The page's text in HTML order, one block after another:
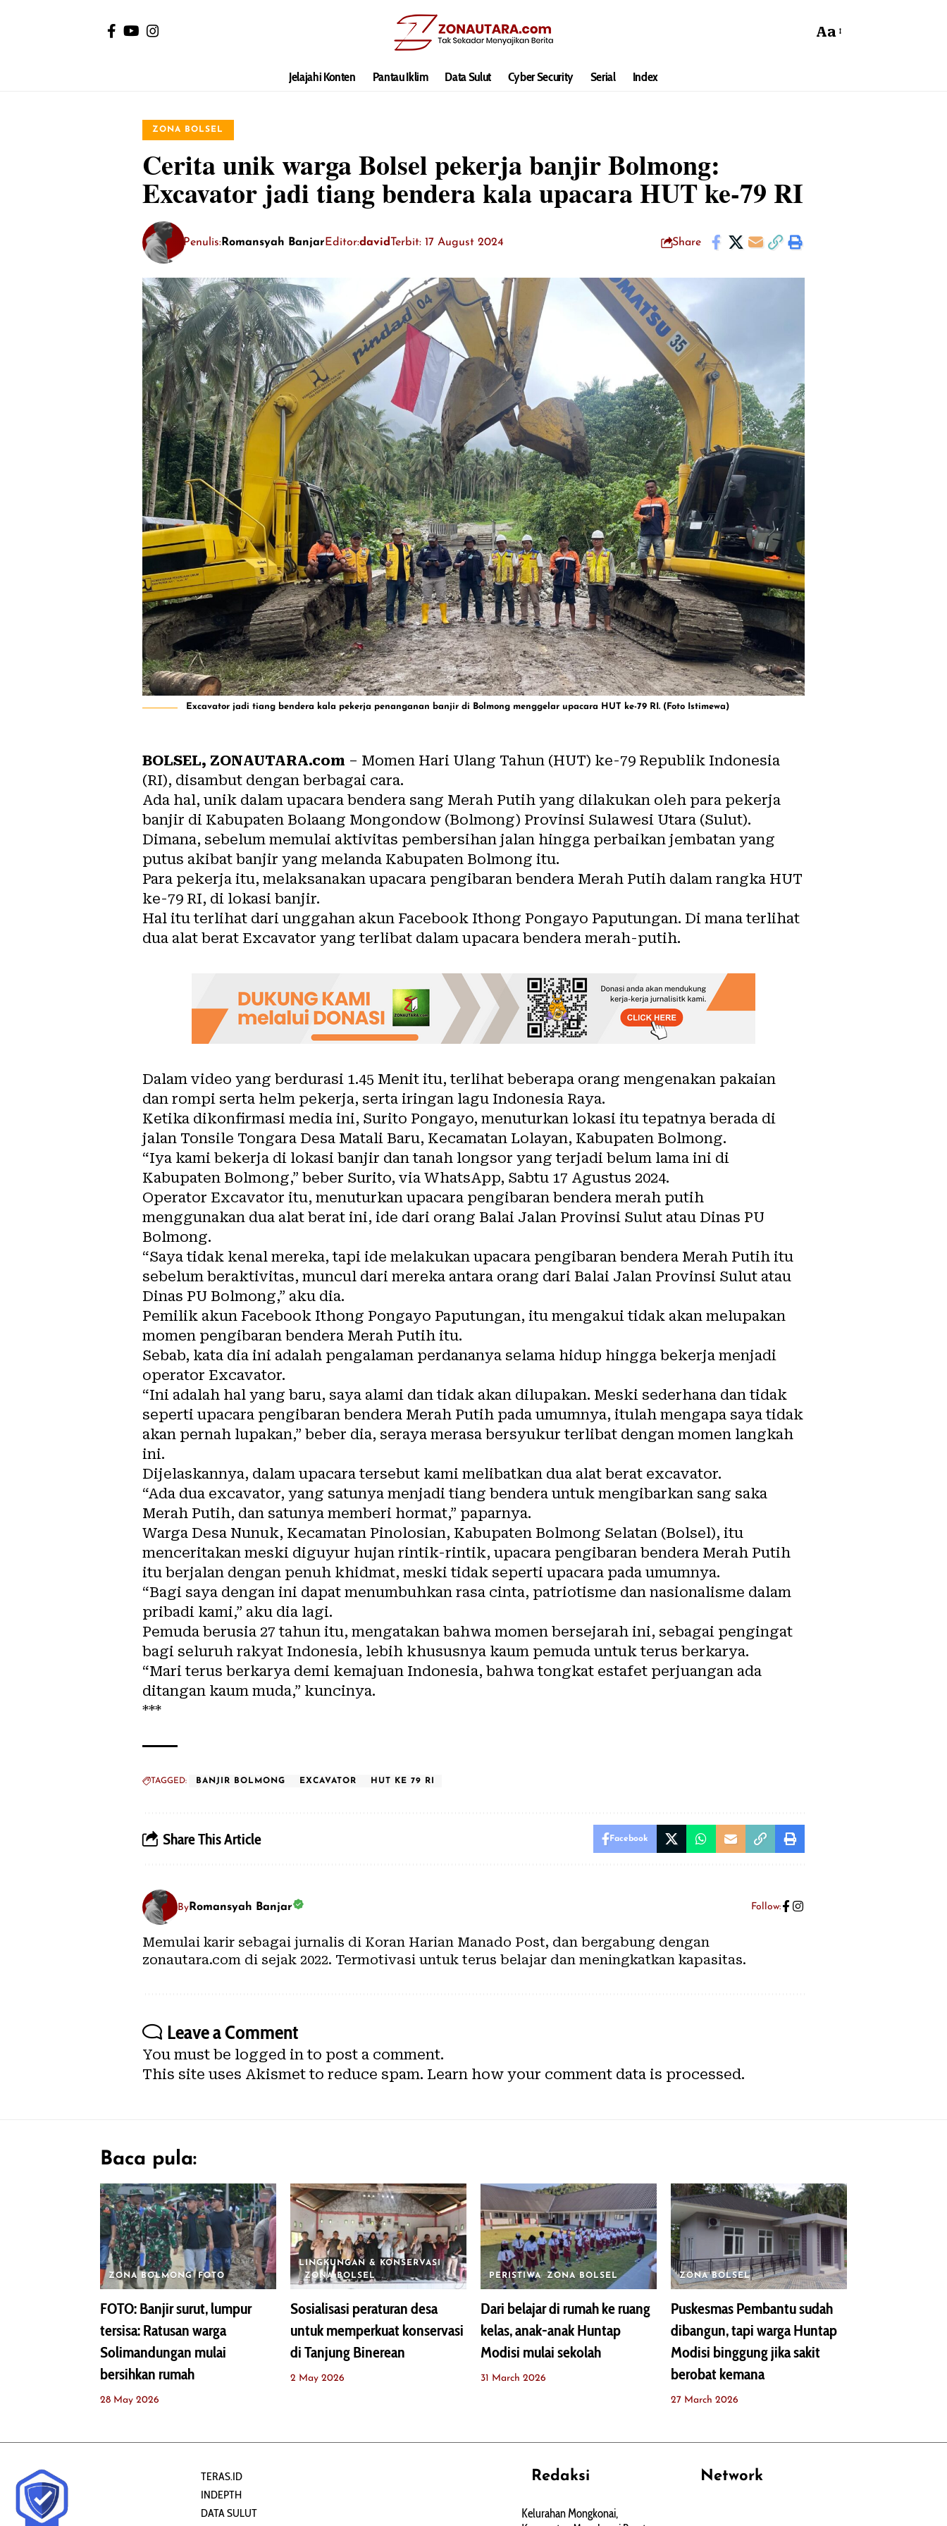
Aa
Jelajahi Konten Pantau Iklim Data Sulut Cyber Security Serial Index
ZONA BOLSEL
Cerita unik warga Bolsel pekerja banjir Bolmong:
Excavator jadi tiang bendera kala upacara HUT ke-79 RI
Penulis:Romansyah Banjar Editor:david Terbit: 17 August 2024 Share
Excavator jadi tiang bendera kala pekerja penanganan banjir di Bolmong menggelar upacara HUT ke-79 RI. (Foto Istimewa)
BOLSEL, ZONAUTARA.com – Momen Hari Ulang Tahun (HUT) ke-79 Republik Indonesia
(RI), disambut dengan berbagai cara.
Ada hal, unik dalam upacara bendera sang Merah Putih yang dilakukan oleh para pekerja
banjir di Kabupaten Bolaang Mongondow (Bolmong) Provinsi Sulawesi Utara (Sulut).
Dimana, sebelum memulai aktivitas pembersihan jalan hingga perbaikan jembatan yang
putus akibat banjir yang melanda Kabupaten Bolmong itu.
Para pekerja itu, melaksanakan upacara pengibaran bendera Merah Putih dalam rangka HUT
ke-79 RI, di lokasi banjir.
Hal itu terlihat dari unggahan akun Facebook Ithong Pongayo Paputungan. Di mana terlihat
dua alat berat Excavator yang terlibat dalam upacara bendera merah-putih.
Dalam video yang berdurasi 1.45 Menit itu, terlihat beberapa orang mengenakan pakaian
dan rompi serta helm pekerja, serta iringan lagu Indonesia Raya.
Ketika dikonfirmasi media ini, Surito Pongayo, menuturkan lokasi itu tepatnya berada di
jalan Tonsile Tongara Desa Matali Baru, Kecamatan Lolayan, Kabupaten Bolmong.
“Iya kami bekerja di lokasi banjir dan tanah longsor yang terjadi belum lama ini di
Kabupaten Bolmong,” beber Surito, via WhatsApp, Sabtu 17 Agustus 2024.
Operator Excavator itu, menuturkan upacara pengibaran bendera merah putih
menggunakan dua alat berat ini, ide dari orang Balai Jalan Provinsi Sulut atau Dinas PU
Bolmong.
“Saya tidak kenal mereka, tapi ide melakukan upacara pengibaran bendera Merah Putih itu
sebelum beraktivitas, muncul dari mereka antara orang dari Balai Jalan Provinsi Sulut atau
Dinas PU Bolmong,” aku dia.
Pemilik akun Facebook Ithong Pongayo Paputungan, itu mengakui tidak akan melupakan
momen pengibaran bendera Merah Putih itu.
Sebab, kata dia ini adalah pengalaman perdananya selama hidup hingga bekerja menjadi
operator Excavator.
“Ini adalah hal yang baru, saya alami dan tidak akan dilupakan. Meski sederhana dan tidak
seperti upacara pengibaran bendera Merah Putih pada umumnya, itulah mengapa saya tidak
akan pernah lupakan,” beber dia, seraya merasa bersyukur terlibat dengan momen langkah
ini.
Dijelaskannya, dalam upacara tersebut kami melibatkan dua alat berat excavator.
“Ada dua excavator, yang satunya menjadi tiang bendera untuk mengibarkan sang saka
Merah Putih, dan satunya memberi hormat,” paparnya.
Warga Desa Nunuk, Kecamatan Pinolosian, Kabupaten Bolmong Selatan (Bolsel), itu
menceritakan meski diguyur hujan rintik-rintik, upacara pengibaran bendera Merah Putih
itu berjalan dengan penuh khidmat, meski tidak seperti upacara pada umumnya.
“Bagi saya dengan ini dapat menumbuhkan rasa cinta, patriotisme dan nasionalisme dalam
pribadi kami,” aku dia lagi.
Pemuda berusia 27 tahun itu, mengatakan bahwa momen bersejarah ini, sebagai pengingat
bagi seluruh rakyat Indonesia, lebih khususnya kaum pemuda untuk terus berkarya.
“Mari terus berkarya demi kemajuan Indonesia, bahwa tongkat estafet perjuangan ada
ditangan kaum muda,” kuncinya.
***
TAGGED: BANJIR BOLMONG EXCAVATOR HUT KE 79 RI
Share This Article Facebook
ByRomansyah Banjar Follow:
Memulai karir sebagai jurnalis di Koran Harian Manado Post, dan bergabung dengan
zonautara.com di sejak 2022. Termotivasi untuk terus belajar dan meningkatkan kapasitas.
Leave a Comment
You must be logged into post a comment.
This site uses Akismet to reduce spam. Learn how your comment data is processed.
Baca pula:
ZONA BOLMONG FOTO
FOTO: Banjir surut, lumpur
tersisa: Ratusan warga
Solimandungan mulai
bersihkan rumah
28 May 2026
LINGKUNGAN & KONSERVASI
ZONA BOLSEL
Sosialisasi peraturan desa
untuk memperkuat konservasi
di Tanjung Binerean
2 May 2026
PERISTIWA ZONA BOLSEL
Dari belajar di rumah ke ruang
kelas, anak-anak Huntap
Modisi mulai sekolah
31 March 2026
ZONA BOLSEL
Puskesmas Pembantu sudah
dibangun, tapi warga Huntap
Modisi binggung jika sakit
berobat kemana
27 March 2026
TERAS.ID
INDEPTH
DATA SULUT
Redaksi
Kelurahan Mongkonai,
Network